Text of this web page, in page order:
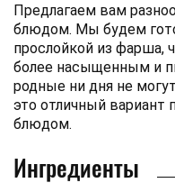
Предлагаем вам
блюдом. Мы будем
прослойкой из фарша,
более насыщенным и
родные ни дня не
это отличный вариант
блюдом.
Ингредиенты